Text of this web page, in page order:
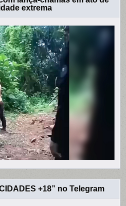
extrema
+18” no Telegram